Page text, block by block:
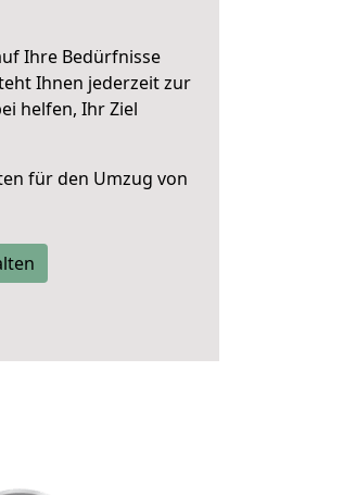
Ihre Bedürfnisse
Ihnen jederzeit zur
helfen, Ihr Ziel
für den Umzug von